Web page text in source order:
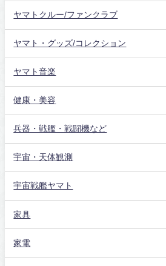
ヤマトクルー/ファンクラブ
ヤマト・グッズ/コレクション
ヤマト音楽
健康・美容
兵器・戦艦・戦闘機など
宇宙・天体観測
宇宙戦艦ヤマト
家具
家電